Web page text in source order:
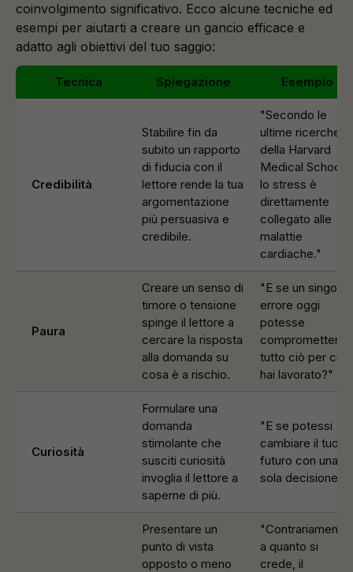
coinvolgimento significativo. Ecco alcune tecniche ed
esempi per aiutarti a creare un gancio efficace e
adatto agli obiettivi del tuo saggio:
Tecnica Spiegazione Esempio
Credibilità
Stabilire fin da
subito un rapporto
di fiducia con il
lettore rende la tua
argomentazione
più persuasiva e
credibile.
"Secondo le
ultime ricerche
della Harvard
Medical School,
lo stress è
direttamente
collegato alle
malattie
cardiache."
Paura
Creare un senso di
timore o tensione
spinge il lettore a
cercare la risposta
alla domanda su
cosa è a rischio.
"E se un singolo
errore oggi
potesse
compromettere
tutto ciò per cui
hai lavorato?"
Curiosità
Formulare una
domanda
stimolante che
susciti curiosità
invoglia il lettore a
saperne di più.
"E se potessi
cambiare il tuo
futuro con una
sola decisione?"
Presentare un
punto di vista
opposto o meno
"Contrariamente
a quanto si
crede, il